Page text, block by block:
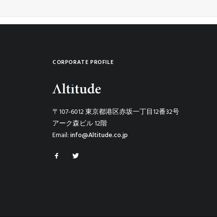
CORPORATE PROFILE
〒107-6012 東京都港区赤坂一丁目12番32号
アーク森ビル 12階
Email:info@Altitude.co.jp